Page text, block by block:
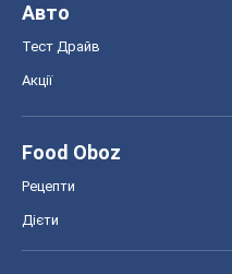
Авто
Тест Драйв
Акції
Food Oboz
Рецепти
Дієти